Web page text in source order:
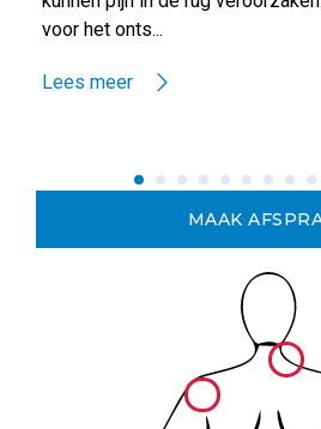
voor het onts...
Lees meer
MAAK